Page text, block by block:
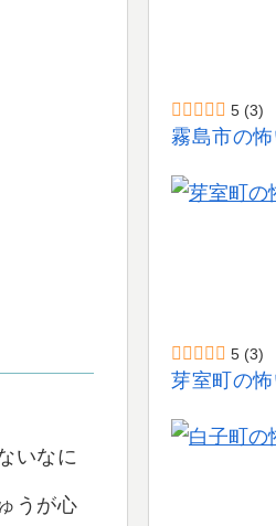
いなに
うが心
5 (3)
霧島市の
5 (3)
芽室町の